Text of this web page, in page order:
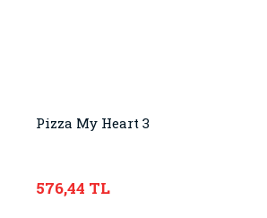
Pizza My Heart 3
576,44 TL